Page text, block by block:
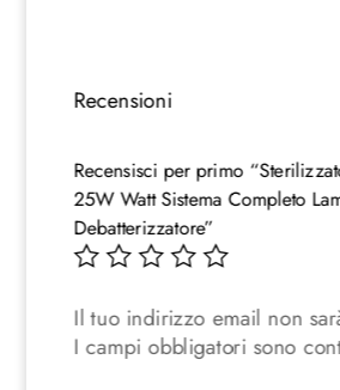
Recensioni
Recensisci per primo
25W Watt Sistema Completo
Debatterizzatore”
Il tuo indirizzo email non
I campi obbligatori sono